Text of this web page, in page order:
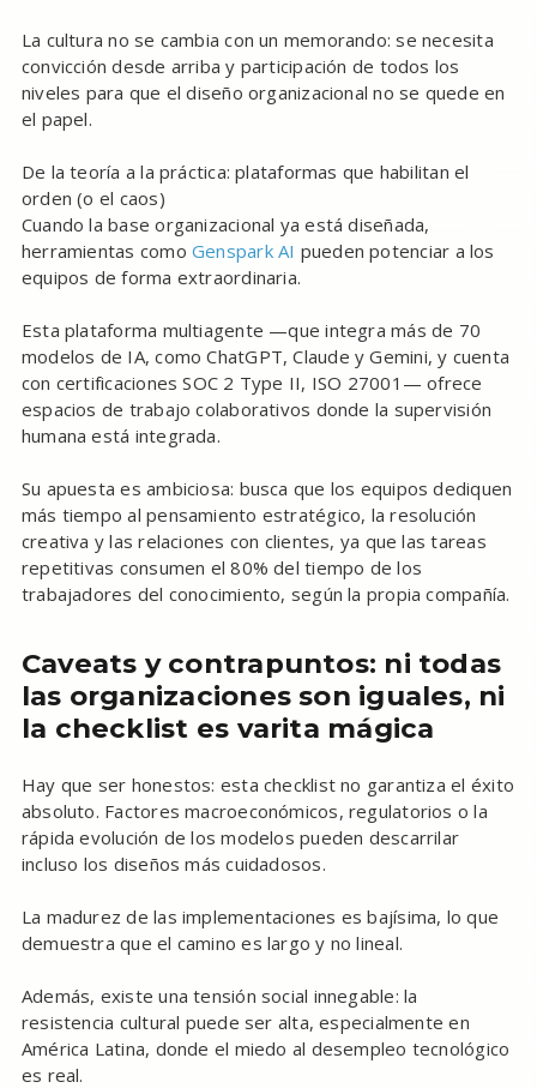
La cultura no se cambia con un memorando: se necesita
convicción desde arriba y participación de todos los
niveles para que el diseño organizacional no se quede en
el papel.
De la teoría a la práctica: plataformas que habilitan el
orden (o el caos)
Cuando la base organizacional ya está diseñada,
herramientas como Genspark AI pueden potenciar a los
equipos de forma extraordinaria.
Esta plataforma multiagente —que integra más de 70
modelos de IA, como ChatGPT, Claude y Gemini, y cuenta
con certificaciones SOC 2 Type II, ISO 27001— ofrece
espacios de trabajo colaborativos donde la supervisión
humana está integrada.
Su apuesta es ambiciosa: busca que los equipos dediquen
más tiempo al pensamiento estratégico, la resolución
creativa y las relaciones con clientes, ya que las tareas
repetitivas consumen el 80% del tiempo de los
trabajadores del conocimiento, según la propia compañía.
Caveats y contrapuntos: ni todas
las organizaciones son iguales, ni
la checklist es varita mágica
Hay que ser honestos: esta checklist no garantiza el éxito
absoluto. Factores macroeconómicos, regulatorios o la
rápida evolución de los modelos pueden descarrilar
incluso los diseños más cuidadosos.
La madurez de las implementaciones es bajísima, lo que
demuestra que el camino es largo y no lineal.
Además, existe una tensión social innegable: la
resistencia cultural puede ser alta, especialmente en
América Latina, donde el miedo al desempleo tecnológico
es real.